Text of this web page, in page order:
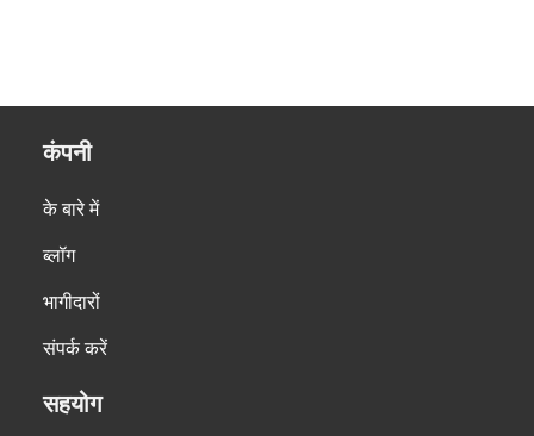
कंपनी
के बारे में
ब्लॉग
भागीदारों
संपर्क करें
सहयोग